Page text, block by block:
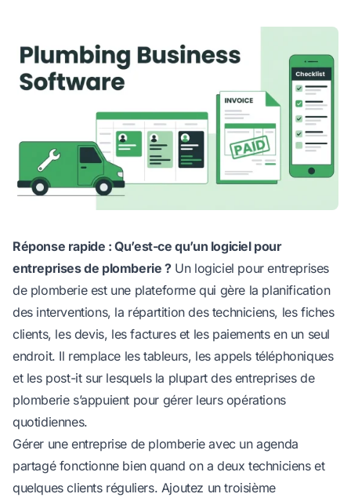
Réponse rapide : Qu’est-ce qu’un logiciel pour
entreprises de plomberie ?Un logiciel pour entreprises
de plomberie est une plateforme qui gère la planification
des interventions, la répartition des techniciens, les fiches
clients, les devis, les factures et les paiements en un seul
endroit. Il remplace les tableurs, les appels téléphoniques
et les post-it sur lesquels la plupart des entreprises de
plomberie s’appuient pour gérer leurs opérations
quotidiennes.
Gérer une entreprise de plomberie avec un agenda
partagé fonctionne bien quand on a deux techniciens et
quelques clients réguliers. Ajoutez un troisième